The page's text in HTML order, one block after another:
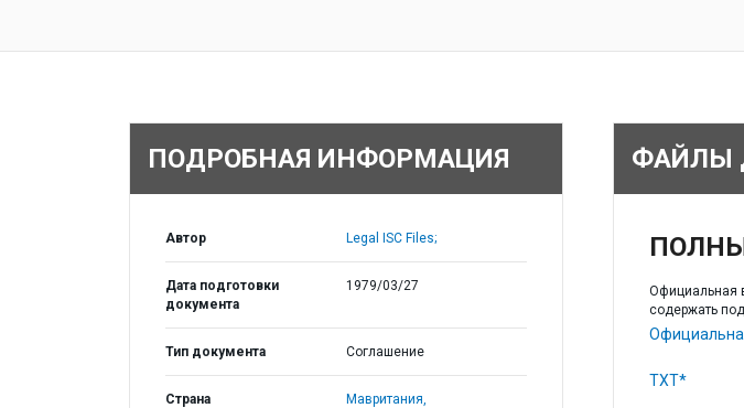
ПОДРОБНАЯ ИНФОРМАЦИЯ
Автор Legal ISC Files;
Дата подготовки
документа
1979/03/27
Тип документа Соглашение
Страна Мавритания,
ФАЙЛЫ
Официальная
содержать
TXT*